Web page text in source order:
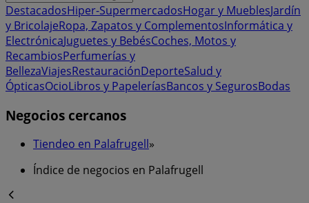
DestacadosHiper-SupermercadosHogar y MueblesJardín
y BricolajeRopa, Zapatos y ComplementosInformática y
ElectrónicaJuguetes y BebésCoches, Motos y
RecambiosPerfumerías y
BellezaViajesRestauraciónDeporteSalud y
ÓpticasOcioLibros y PapeleríasBancos y SegurosBodas
Negocios cercanos
Tiendeo en Palafrugell»
Índice de negocios en Palafrugell